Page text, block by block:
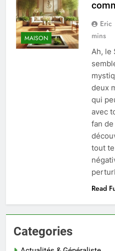
MAISON
Eric
mins
Ah, le
deux
qui
avec
fan
tout
Read
Categories